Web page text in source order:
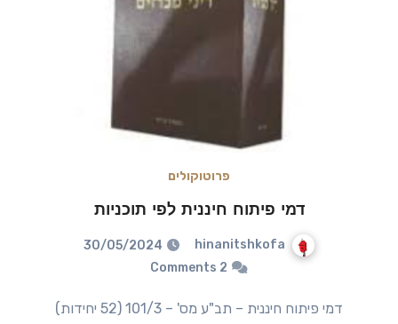
פרוטוקולים
דמי פיתוח חיננית לפי תוכניות
hinanitshkofa
30/05/2024
2 Comments
דמי פיתוח חיננית – תב"ע מס' – 101/3 (52 יחידות)